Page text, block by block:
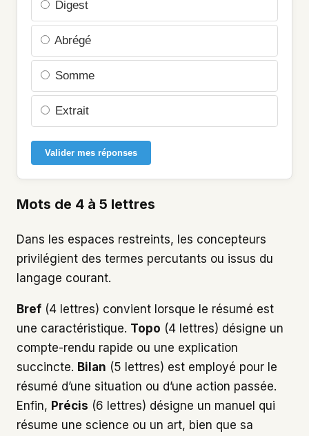
Digest
Abrégé
Somme
Extrait
Valider mes réponses
Mots de 4 à 5 lettres
Dans les espaces restreints, les concepteurs
privilégient des termes percutants ou issus du
langage courant.
Bref (4 lettres) convient lorsque le résumé est
une caractéristique. Topo (4 lettres) désigne un
compte-rendu rapide ou une explication
succincte. Bilan (5 lettres) est employé pour le
résumé d’une situation ou d’une action passée.
Enfin, Précis (6 lettres) désigne un manuel qui
résume une science ou un art, bien que sa